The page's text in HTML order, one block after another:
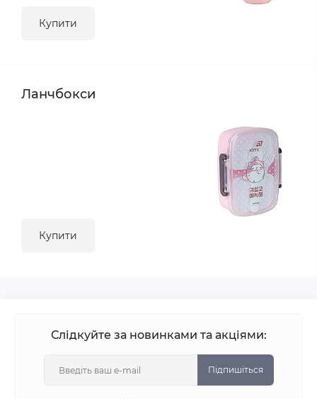
Купити
Ланчбокси
Купити
Слідкуйте за новинками та акціями:
Підпишіться